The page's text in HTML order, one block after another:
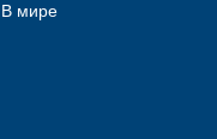
В мире